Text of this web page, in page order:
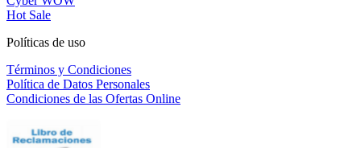
Hot Sale
Políticas de uso
Términos y Condiciones
Política de Datos Personales
Condiciones de las Ofertas Online